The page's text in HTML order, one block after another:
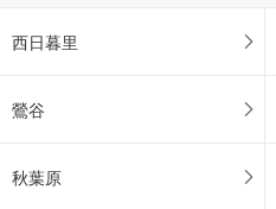
西日暮里
鶯谷
秋葉原